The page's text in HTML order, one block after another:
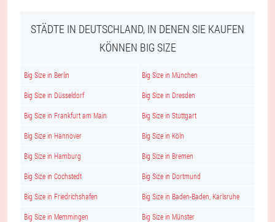
STÄDTE IN DEUTSCHLAND, IN DENEN SIE KAUFEN
KÖNNEN BIG SIZE
Big Size in Berlin Big Size in München
Big Size in Düsseldorf Big Size in Dresden
Big Size in Frankfurt am Main Big Size in Stuttgart
Big Size in Hannover Big Size in Köln
Big Size in Hamburg Big Size in Bremen
Big Size in Cochstedt Big Size in Dortmund
Big Size in Friedrichshafen Big Size in Baden-Baden, Karlsruhe
Big Size in Memmingen Big Size in Münster